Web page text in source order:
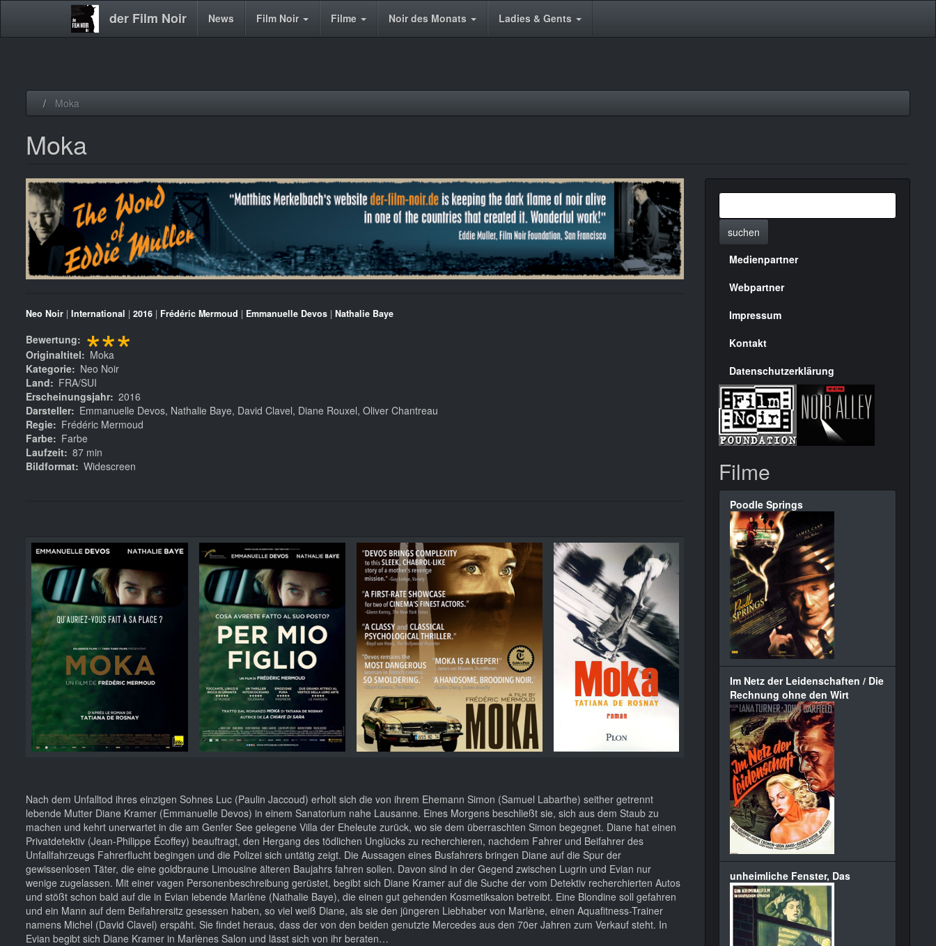
der Film Noir
Main News Film Noir Filme Noir des Monats Ladies & Gents
Moka
Moka
Neo Noir | International | 2016 | Frédéric Mermoud | Emmanuelle Devos | Nathalie Baye
Bewertung ***
Originaltitel
Moka
Kategorie
Neo Noir
Land
FRA/SUI
Erscheinungsjahr 2016
Darsteller
Emmanuelle Devos, Nathalie Baye, David Clavel, Diane Rouxel, Oliver Chantreau
Regie
Frédéric Mermoud
Farbe
Farbe
Laufzeit 87 min
Bildformat Widescreen
Nach dem Unfalltod ihres einzigen Sohnes Luc (Paulin Jaccoud) erholt sich die von ihrem Ehemann Simon (Samuel Labarthe) seither getrennt
lebende Mutter Diane Kramer (Emmanuelle Devos) in einem Sanatorium nahe Lausanne. Eines Morgens beschließt sie, sich aus dem Staub zu
machen und kehrt unerwartet in die am Genfer See gelegene Villa der Eheleute zurück, wo sie dem überraschten Simon begegnet. Diane hat einen
Privatdetektiv (Jean-Philippe Écoffey) beauftragt, den Hergang des tödlichen Unglücks zu recherchieren, nachdem Fahrer und Beifahrer des
Unfallfahrzeugs Fahrerflucht begingen und die Polizei sich untätig zeigt. Die Aussagen eines Busfahrers bringen Diane auf die Spur der
gewissenlosen Täter, die eine goldbraune Limousine älteren Baujahrs fahren sollen. Davon sind in der Gegend zwischen Lugrin und Evian nur
wenige zugelassen. Mit einer vagen Personenbeschreibung gerüstet, begibt sich Diane Kramer auf die Suche der vom Detektiv recherchierten Autos
und stößt schon bald auf die in Evian lebende Marlène (Nathalie Baye), die einen gut gehenden Kosmetiksalon betreibt. Eine Blondine soll gefahren
und ein Mann auf dem Beifahrersitz gesessen haben, so viel weiß Diane, als sie den jüngeren Liebhaber von Marlène, einen Aquafitness-Trainer
namens Michel (David Clavel) erspäht. Sie findet heraus, dass der von den beiden genutzte Mercedes aus den 70er Jahren zum Verkauf steht. In
Evian begibt sich Diane Kramer in Marlènes Salon und lässt sich von ihr beraten…
suchen
Menülinks
rechte
Seite
Medienpartner
Webpartner
Impressum
Kontakt
Datenschutzerklärung
Filme
Poodle Springs
Im Netz der Leidenschaften / Die
Rechnung ohne den Wirt
unheimliche Fenster, Das